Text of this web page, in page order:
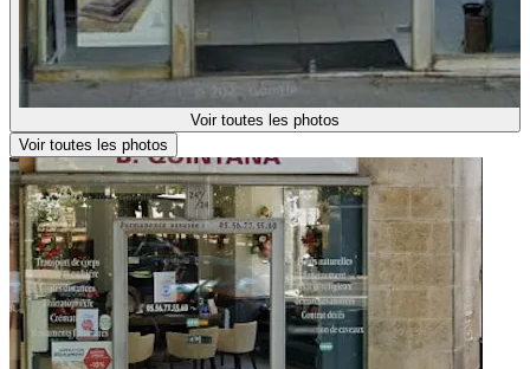
Voir toutes les photos
Voir toutes les photos